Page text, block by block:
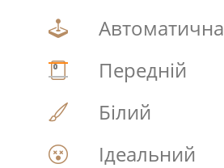
Автоматична
Передній
Білий
Ідеальний